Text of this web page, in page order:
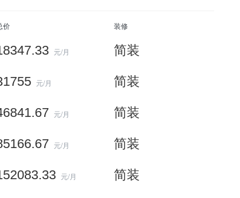
价 装修
元/月 简装
元/月 简装
元/月 简装
元/月 简装
元/月 简装